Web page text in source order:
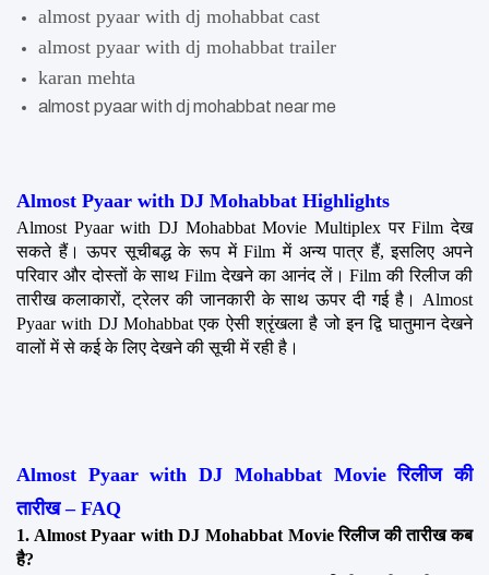
almost pyaar with dj mohabbat cast
almost pyaar with dj mohabbat trailer
karan mehta
almost pyaar with dj mohabbat near me
Almost Pyaar with DJ Mohabbat Highlights
Almost Pyaar with DJ Mohabbat Movie Multiplex पर Film देख
सकते हैं। ऊपर सूचीबद्ध के रूप में Film में अन्य पात्र हैं, इसलिए अपने
परिवार और दोस्तों के साथ Film देखने का आनंद लें। Film की रिलीज की
तारीख कलाकारों, ट्रेलर की जानकारी के साथ ऊपर दी गई है। Almost
Pyaar with DJ Mohabbat एक ऐसी श्रृंखला है जो इन द्वि घातुमान देखने
वालों में से कई के लिए देखने की सूची में रही है।
Almost Pyaar with DJ Mohabbat Movie रिलीज की
तारीख – FAQ
1. Almost Pyaar with DJ Mohabbat Movie रिलीज की तारीख कब
है?